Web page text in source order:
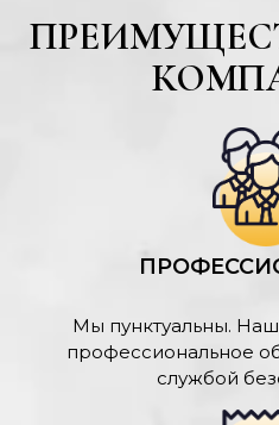
Мы пунктуальны.
профессиональное
службой